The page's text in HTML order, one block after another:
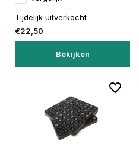
Tijdelijk uitverkocht
€22,50
Bekijken